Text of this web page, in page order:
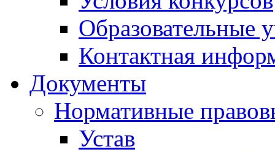
Образовательные
Контактная
Документы
Нормативные
Устав